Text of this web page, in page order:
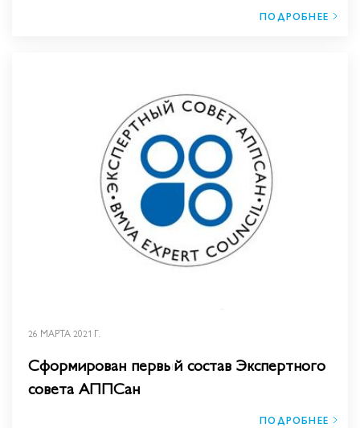
ПОДРОБНЕЕ
26 МАРТА 2021 Г.
Сформирован первый состав Экспертного
совета АППСан
ПОДРОБНЕЕ